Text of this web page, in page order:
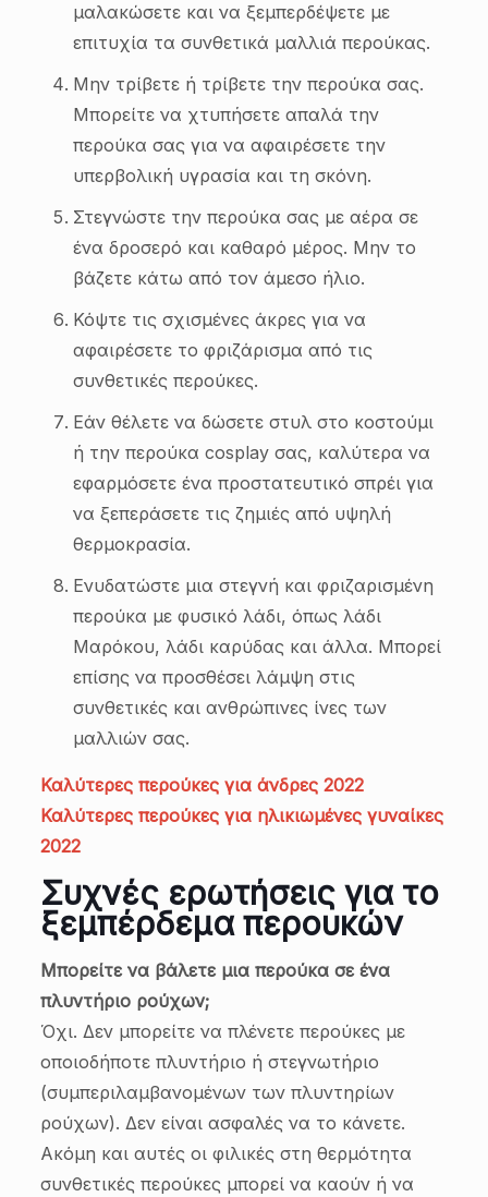
μαλακώσετε και να ξεμπερδέψετε με
επιτυχία τα συνθετικά μαλλιά περούκας.
Μην τρίβετε ή τρίβετε την περούκα σας.
Μπορείτε να χτυπήσετε απαλά την
περούκα σας για να αφαιρέσετε την
υπερβολική υγρασία και τη σκόνη.
Στεγνώστε την περούκα σας με αέρα σε
ένα δροσερό και καθαρό μέρος. Μην το
βάζετε κάτω από τον άμεσο ήλιο.
Κόψτε τις σχισμένες άκρες για να
αφαιρέσετε το φριζάρισμα από τις
συνθετικές περούκες.
Εάν θέλετε να δώσετε στυλ στο κοστούμι
ή την περούκα cosplay σας, καλύτερα να
εφαρμόσετε ένα προστατευτικό σπρέι για
να ξεπεράσετε τις ζημιές από υψηλή
θερμοκρασία.
Ενυδατώστε μια στεγνή και φριζαρισμένη
περούκα με φυσικό λάδι, όπως λάδι
Μαρόκου, λάδι καρύδας και άλλα. Μπορεί
επίσης να προσθέσει λάμψη στις
συνθετικές και ανθρώπινες ίνες των
μαλλιών σας.
Καλύτερες περούκες για άνδρες 2022
Καλύτερες περούκες για ηλικιωμένες γυναίκες
2022
Συχνές ερωτήσεις για το
ξεμπέρδεμα περουκών
Μπορείτε να βάλετε μια περούκα σε ένα
πλυντήριο ρούχων;
Όχι. Δεν μπορείτε να πλένετε περούκες με
οποιοδήποτε πλυντήριο ή στεγνωτήριο
(συμπεριλαμβανομένων των πλυντηρίων
ρούχων). Δεν είναι ασφαλές να το κάνετε.
Ακόμη και αυτές οι φιλικές στη θερμότητα
συνθετικές περούκες μπορεί να καούν ή να